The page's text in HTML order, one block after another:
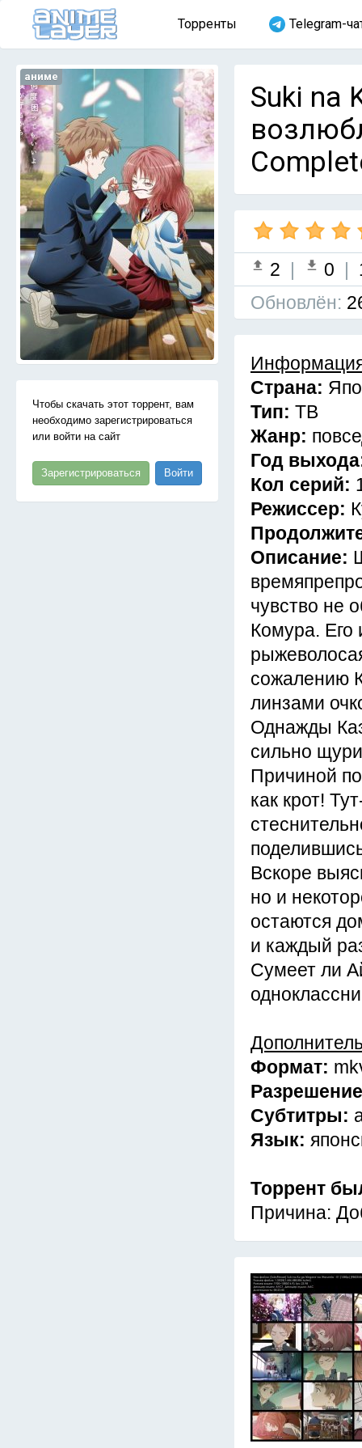
Торренты Telegram-
аниме
Чтобы скачать этот торрент, вам
необходимо зарегистрироваться
или войти на сайт
Зарегистрироваться Войти
Suki na
2 | 0 |
Обновлён:
Страна:
Тип: ТВ
Жанр:
Год
Кол серий:
Режиссер:
Описание:
чувство не
Комура. Его
сожалению
линзами
Однажды
сильно
Причиной
как крот!
Вскоре
но и
остаются
и каждый
Сумеет ли
Формат:
Субтитры:
Язык:
Торрент
Причина: